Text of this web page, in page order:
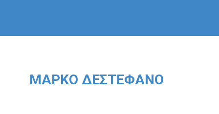
ΜAΡΚO ΔΕΣΤΕΦΑΝΟ